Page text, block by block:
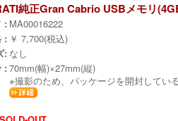
純正Gran Cabrio USBメモリ
: MA00016222
: ￥ 7,700(税込)
: なし
: 70mm(幅)×27mm(縦)
※撮影のため、パッケージを開封してい